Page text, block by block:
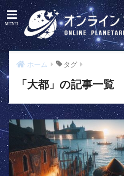
ホーム タグ
「大都」の記事一覧